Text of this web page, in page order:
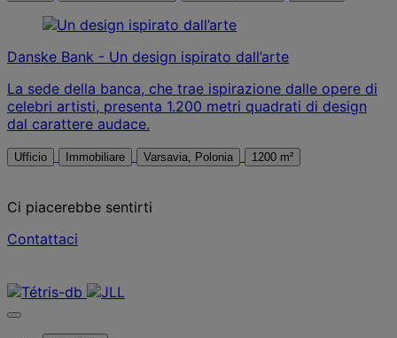
Danske Bank - Un design ispirato dall’arte
La sede della banca, che trae ispirazione dalle opere di
celebri artisti, presenta 1.200 metri quadrati di design
dal carattere audace.
Ufficio Immobiliare Varsavia, Polonia 1200 m²
Ci piacerebbe sentirti
Contattaci